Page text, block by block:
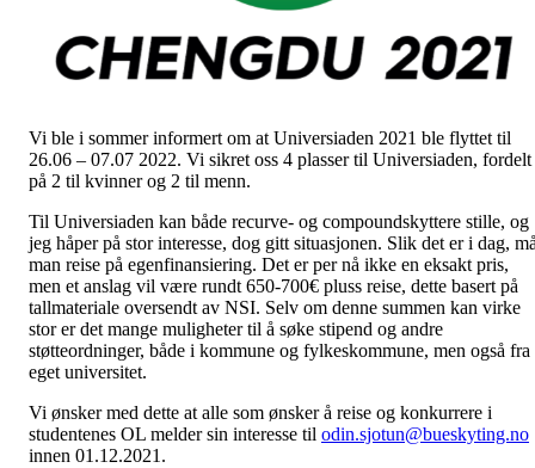
Vi ble i sommer informert om at Universiaden 2021 ble flyttet til
26.06 – 07.07 2022. Vi sikret oss 4 plasser til Universiaden, fordelt
på 2 til kvinner og 2 til menn.
Til Universiaden kan både recurve- og compoundskyttere stille, og
jeg håper på stor interesse, dog gitt situasjonen. Slik det er i dag,
man reise på egenfinansiering. Det er per nå ikke en eksakt pris,
men et anslag vil være rundt 650-700€ pluss reise, dette basert på
tallmateriale oversendt av NSI. Selv om denne summen kan virke
stor er det mange muligheter til å søke stipend og andre
støtteordninger, både i kommune og fylkeskommune, men også fra
eget universitet.
Vi ønsker med dette at alle som ønsker å reise og konkurrere i
studentenes OL melder sin interesse til odin.sjotun@bueskyting.no
innen 01.12.2021.